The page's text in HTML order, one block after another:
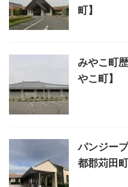
町】
みやこ町
やこ町】
パンジー
都郡苅田町